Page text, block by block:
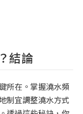
結論
所在。掌握澆水頻
制宜調整澆水方式